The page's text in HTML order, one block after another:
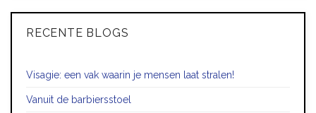
RECENTE BLOGS
Visagie: een vak waarin je mensen laat stralen!
Vanuit de barbiersstoel